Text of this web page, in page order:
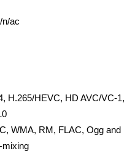
n/ac
H.265/HEVC, HD AVC/VC-1,
WMA, RM, FLAC, Ogg and
mixing